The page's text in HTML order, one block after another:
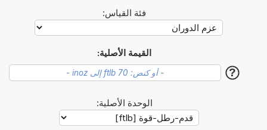
فئة القياس:
القيمة الأصلية:
?
الوحدة الأصلية: